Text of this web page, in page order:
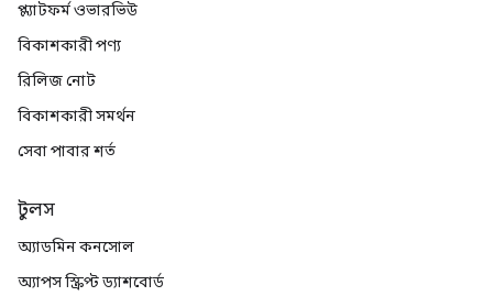
প্ল্যাটফর্ম ওভারভিউ
বিকাশকারী পণ্য
রিলিজ নোট
বিকাশকারী সমর্থন
সেবা পাবার শর্ত
টুলস
অ্যাডমিন কনসোল
অ্যাপস স্ক্রিপ্ট ড্যাশবোর্ড